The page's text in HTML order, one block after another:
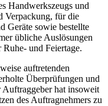
Handwerkszeugs und
Verpackung, für die
Geräte sowie bestellte
übliche Auslösungen
und Feiertage.
auftretenden
Überprüfungen und
hat insoweit
des Auftragnehmers zu